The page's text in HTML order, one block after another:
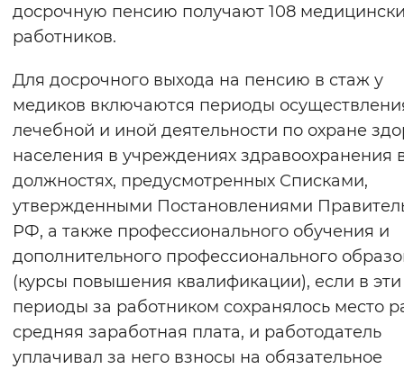
Включены Выключены
Воспроизвести Остановить
Вернуть стандартные настройки
досрочную пенсию получают 108
работников.
Для досрочного выхода на пенсию в стаж у
медиков включаются периоды
лечебной и иной деятельности по охране
населения в учреждениях здравоохранения
должностях, предусмотренных Списками,
утвержденными Постановлениями
РФ, а также профессионального обучения и
дополнительного профессионального
(курсы повышения квалификации), если в эти
периоды за работником сохранялось место
средняя заработная плата, и работодатель
уплачивал за него взносы на обязательное